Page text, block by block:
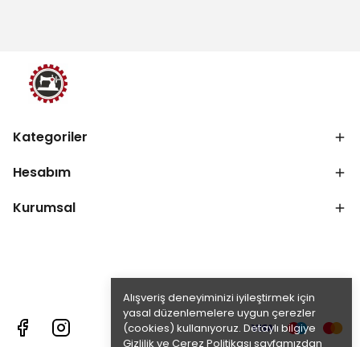
Alışveriş deneyiminizi iyileştirmek için
yasal düzenlemelere uygun çerezler
(cookies) kullanıyoruz. Detaylı bilgiye
Gizlilik ve Çerez Politikası sayfamızdan
Kategoriler
Hesabım
Kurumsal